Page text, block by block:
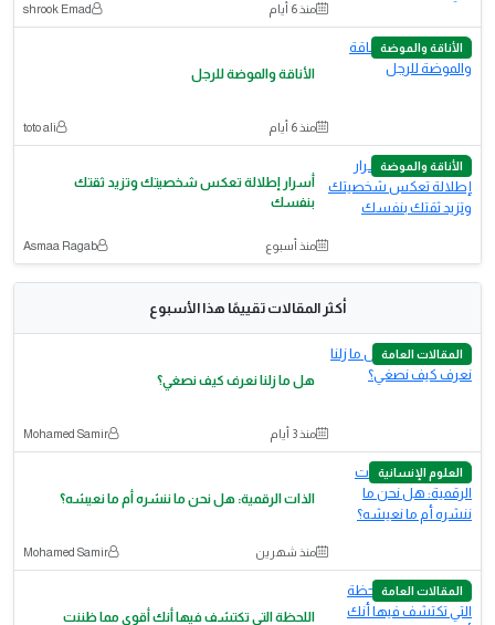
منذ 6 أيام shrook Emad
الأناقة والموضة
الأناقة والموضة للرجل
منذ 6 أيام toto ali
الأناقة والموضة
أسرار إطلالة تعكس شخصيتك وتزيد ثقتك
بنفسك
منذ أسبوع Asmaa Ragab
أكثر المقالات تقييمًا هذا الأسبوع
المقالات العامة
هل ما زلنا نعرف كيف نصغي؟
منذ 3 أيام Mohamed Samir
العلوم الإنسانية
الذات الرقمية: هل نحن ما ننشره أم ما نعيشه؟
منذ شهرين Mohamed Samir
المقالات العامة
اللحظة التي تكتشف فيها أنك أقوى مما ظننت